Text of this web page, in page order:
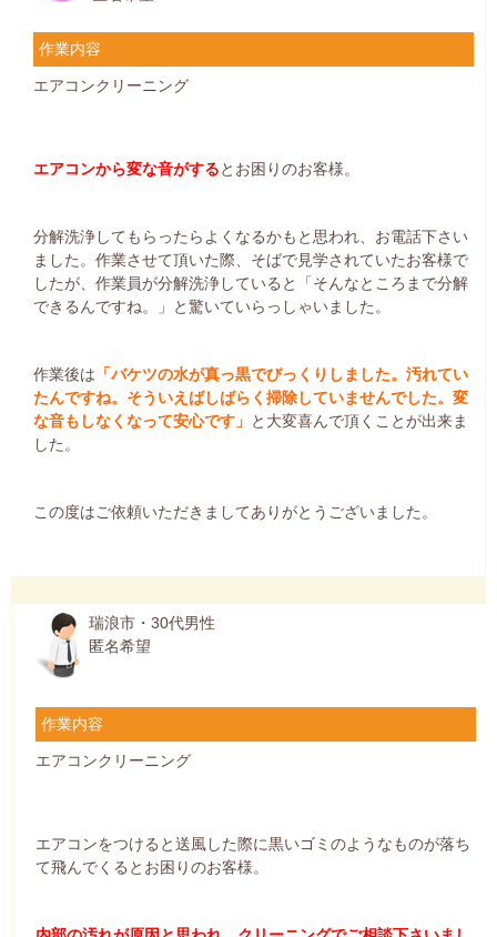
作業内容
エアコンクリーニング
エアコンから変な音がするとお困りのお客様。
分解洗浄してもらったらよくなるかもと思われ、お電話下さい
ました。作業させて頂いた際、そばで見学されていたお客様で
したが、作業員が分解洗浄していると「そんなところまで分解
できるんですね。」と驚いていらっしゃいました。
作業後は 「バケツの水が真っ黒でびっくりしました。汚れてい
たんですね。そういえばしばらく掃除していませんでした。変
な音もしなくなって安心です」 と大変喜んで頂くことが出来ま
した。
この度はご依頼いただきましてありがとうございました。
瑞浪市・30代男性
匿名希望
作業内容
エアコンクリーニング
エアコンをつけると送風した際に黒いゴミのようなものが落ち
て飛んでくるとお困りのお客様。